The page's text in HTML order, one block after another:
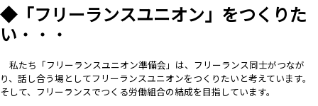
◆「フリーランスユニオン」をつくりた
い ・・・
私たち「フリーランスユニオン準備会」は、フリーランス同士がつなが
り、話し合う場としてフリーランスユニオンをつくりたいと考えています。
そして、フリーランスでつくる労働組合の結成を目指しています。